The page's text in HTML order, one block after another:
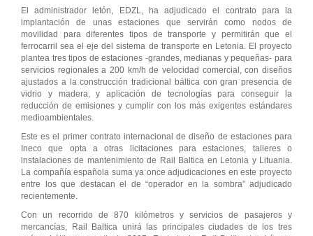
El administrador letón, EDZL, ha adjudicado el contrato para la
implantación de unas estaciones que servirán como nodos de
movilidad para diferentes tipos de transporte y permitirán que el
ferrocarril sea el eje del sistema de transporte en Letonia. El proyecto
plantea tres tipos de estaciones -grandes, medianas y pequeñas- para
servicios regionales a 200 km/h de velocidad comercial, con diseños
ajustados a la construcción tradicional báltica con gran presencia de
vidrio y madera, y aplicación de tecnologías para conseguir la
reducción de emisiones y cumplir con los más exigentes estándares
medioambientales.
Este es el primer contrato internacional de diseño de estaciones para
Ineco que opta a otras licitaciones para estaciones, talleres o
instalaciones de mantenimiento de Rail Baltica en Letonia y Lituania.
La compañía española suma ya once adjudicaciones en este proyecto
entre los que destacan el de “operador en la sombra” adjudicado
recientemente.
Con un recorrido de 870 kilómetros y servicios de pasajeros y
mercancías, Rail Baltica unirá las principales ciudades de los tres